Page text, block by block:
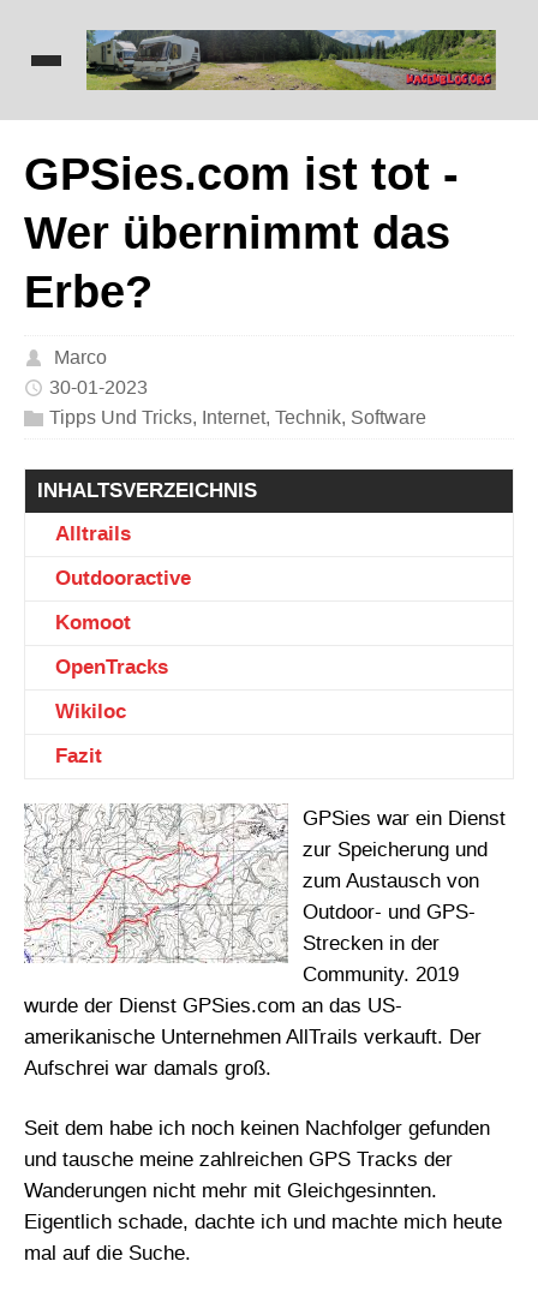
GPSies.com ist tot -
Wer übernimmt das
Erbe?
Marco
30-01-2023
Tipps Und Tricks, Internet, Technik, Software
INHALTSVERZEICHNIS
Alltrails
Outdooractive
Komoot
OpenTracks
Wikiloc
Fazit
GPSies war ein Dienst
zur Speicherung und
zum Austausch von
Outdoor- und GPS-
Strecken in der
Community. 2019
wurde der Dienst GPSies.com an das US-
amerikanische Unternehmen AllTrails verkauft. Der
Aufschrei war damals groß.
Seit dem habe ich noch keinen Nachfolger gefunden
und tausche meine zahlreichen GPS Tracks der
Wanderungen nicht mehr mit Gleichgesinnten.
Eigentlich schade, dachte ich und machte mich heute
mal auf die Suche.